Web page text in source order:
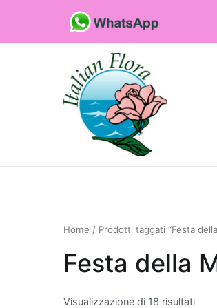
contenuto
Home / Prodotti taggati “Festa
Festa della
Visualizzazione di 18 risultati